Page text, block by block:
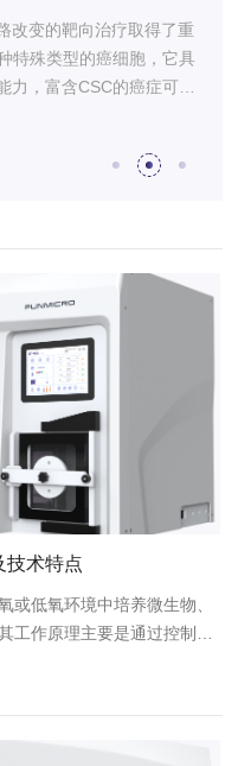
改变的靶向治疗取得了重
特殊类型的癌细胞，它具
，富含CSC的癌症可能
续分裂，导致癌症的复
技术特点
或低氧环境中培养微生物、
工作原理主要是通过控制培
厌氧生物生长的环境。